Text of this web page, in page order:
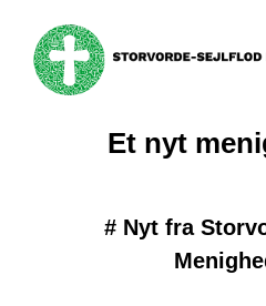
Et nyt
# Nyt fra